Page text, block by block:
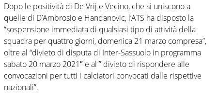
Dopo le positività di De Vrij e Vecino, che si uniscono a
quelle di D’Ambrosio e Handanovic, l’ATS ha disposto la
“sospensione immediata di qualsiasi tipo di attività della
squadra per quattro giorni, domenica 21 marzo compresa”,
oltre al “divieto di disputa di Inter-Sassuolo in programma
sabato 20 marzo 2021″ e al ” divieto di rispondere alle
convocazioni per tutti i calciatori convocati dalle rispettive
nazionali”.